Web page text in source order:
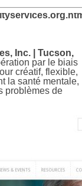
Inc. | Tucson,
par le biais
créatif, flexible,
la santé mentale,
problèmes de